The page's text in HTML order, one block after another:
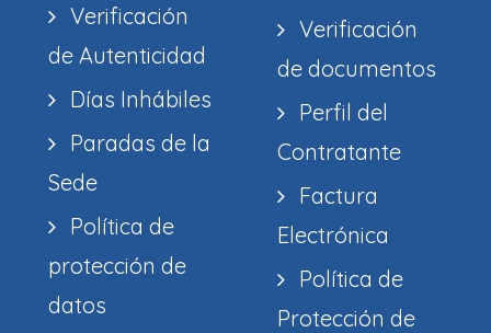
Verificación
de Autenticidad
Días Inhábiles
Paradas de la
Sede
Política de
protección de
datos
Verificación
de documentos
Perfil del
Contratante
Factura
Electrónica
Política de
Protección de